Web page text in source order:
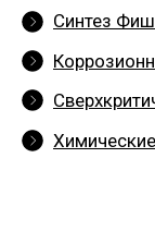
Синтез